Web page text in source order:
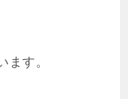
ます。